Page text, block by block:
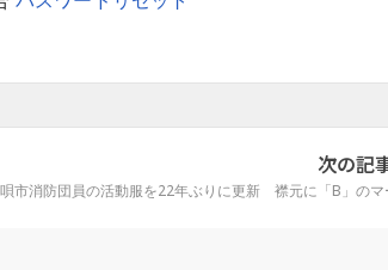
次の記
市消防団員の活動服を22年ぶりに更新 襟元に「B」のマ